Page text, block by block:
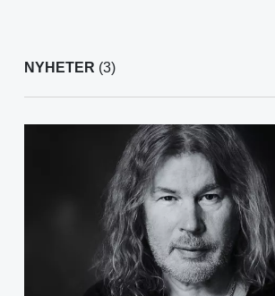
NYHETER (3)